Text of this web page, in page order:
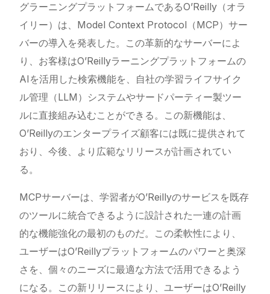
グラーニングプラットフォームであるO’Reilly（オラ
イリー）は、Model Context Protocol（MCP）サー
バーの導入を発表した。この革新的なサーバーによ
り、お客様はO’Reillyラーニングプラットフォームの
AIを活用した検索機能を、自社の学習ライフサイク
ル管理（L​​LM）システムやサードパーティー製ツー
ルに直接組み込むことができる。この新機能は、
O’Reillyのエンタープライズ顧客には既に提供されて
おり、今後、より広範なリリースが計画されてい
る。
MCPサーバーは、学習者がO’Reillyのサービスを既存
のツールに統合できるように設計された一連の計画
的な機能強化の最初のものだ。この柔軟性により、
ユーザーはO’Reillyプラットフォームのパワーと奥深
さを、個々のニーズに最適な方法で活用できるよう
になる。この新リリースにより、ユーザーはO’Reilly